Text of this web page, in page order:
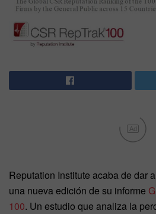
Ad
Reputation Institute acaba de dar
una nueva edición de su informe
100. Un estudio que analiza la